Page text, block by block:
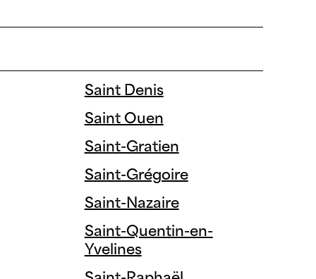
Silène
SOGEPROM
Sogeprom-Pragma
SOMIFA IDF
UNIBAIL
UNIMO C.A
Université Paris Sud
Ville d'Athis-Mons
Wood
Zinc
Saint Denis
Saint Ouen
Saint-Gratien
Saint-Grégoire
Saint-Nazaire
Saint-Quentin-en-
Yvelines